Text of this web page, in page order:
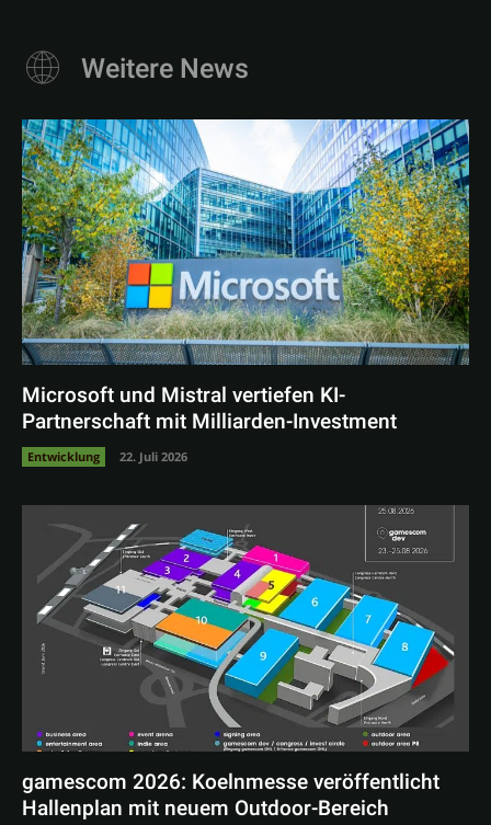
Weitere News
Microsoft und Mistral vertiefen KI-
Partnerschaft mit Milliarden-Investment
Entwicklung 22. Juli 2026
gamescom 2026: Koelnmesse veröffentlicht
Hallenplan mit neuem Outdoor-Bereich